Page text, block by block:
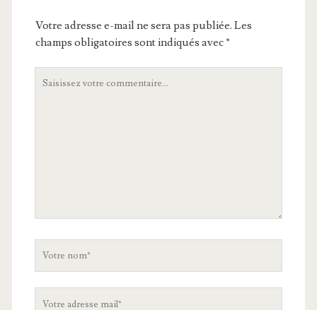
Votre adresse e-mail ne sera pas publiée. Les
champs obligatoires sont indiqués avec*